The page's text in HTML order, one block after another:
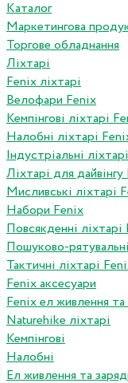
Каталог
Маркетингова
Торгове обладнання
Ліхтарі
Fenix ліхтарі
Велофари Fenix
Кемпінгові ліхтарі
Налобні ліхтарі
Індустріальні
Ліхтарі для
Мисливські ліхтарі
Набори Fenix
Повсякденні
Пошуково-
Тактичні ліхтарі
Fenix аксесуари
Fenix ел живлення та
Naturehike ліхтарі
Кемпінгові
Налобні
Ел живлення та